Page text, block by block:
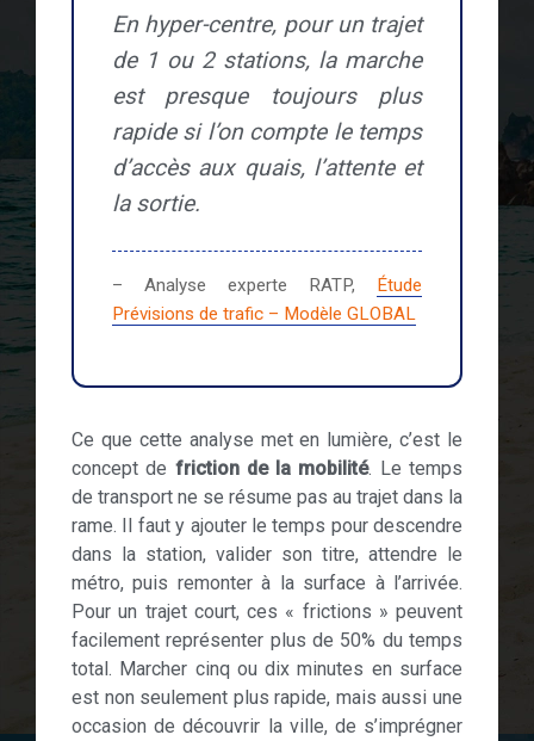
En hyper-centre, pour un trajet
de 1 ou 2 stations, la marche
est presque toujours plus
rapide si l’on compte le temps
d’accès aux quais, l’attente et
la sortie.
– Analyse experte RATP, Étude
Prévisions de trafic – Modèle GLOBAL
Ce que cette analyse met en lumière, c’est le
concept de friction de la mobilité. Le temps
de transport ne se résume pas au trajet dans la
rame. Il faut y ajouter le temps pour descendre
dans la station, valider son titre, attendre le
métro, puis remonter à la surface à l’arrivée.
Pour un trajet court, ces « frictions » peuvent
facilement représenter plus de 50% du temps
total. Marcher cinq ou dix minutes en surface
est non seulement plus rapide, mais aussi une
occasion de découvrir la ville, de s’imprégner